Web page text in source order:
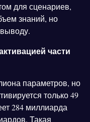
для сценариев,
знаний, но
части
параметров, но
только 49
284 миллиарда
Такая